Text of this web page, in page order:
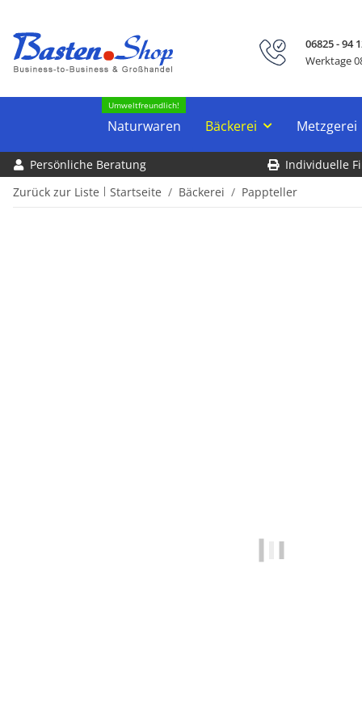
06825 - 94
Werktage
Naturwaren
Umweltfreundlich!
Bäckerei Metzgerei
Persönliche Beratung Individuelle
Zurück zur Liste
Startseite Bäckerei Pappteller